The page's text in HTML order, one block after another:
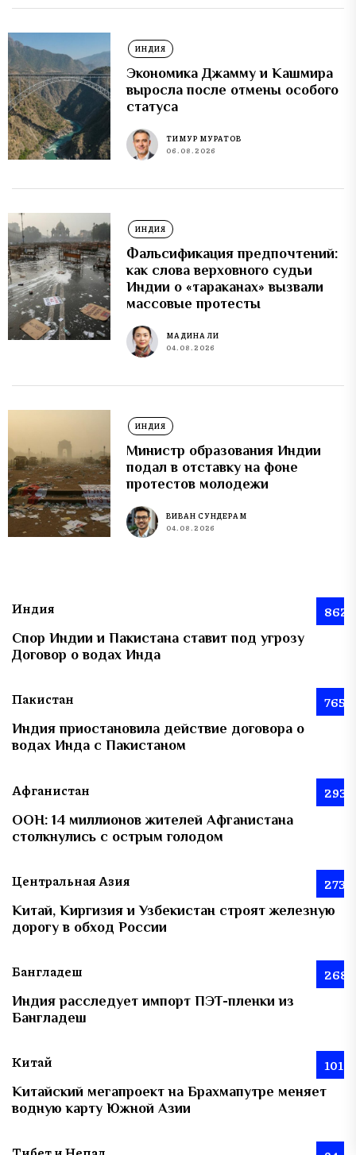
ИНДИЯ
Экономика Джамму и Кашмира
выросла после отмены особого
статуса
ТИМУР МУРАТОВ
06.08.2026
ИНДИЯ
Фальсификация предпочтений:
как слова верховного судьи
Индии о «тараканах» вызвали
массовые протесты
МАДИНА ЛИ
04.08.2026
ИНДИЯ
Министр образования Индии
подал в отставку на фоне
протестов молодежи
ВИВАН СУНДЕРАМ
04.08.2026
Индия 862
Спор Индии и Пакистана ставит под угрозу
Договор о водах Инда
Пакистан 765
Индия приостановила действие договора о
водах Инда с Пакистаном
Афганистан 293
ООН: 14 миллионов жителей Афганистана
столкнулись с острым голодом
Центральная Азия 273
Китай, Киргизия и Узбекистан строят железную
дорогу в обход России
Бангладеш 268
Индия расследует импорт ПЭТ-пленки из
Бангладеш
Китай 101
Китайский мегапроект на Брахмапутре меняет
водную карту Южной Азии